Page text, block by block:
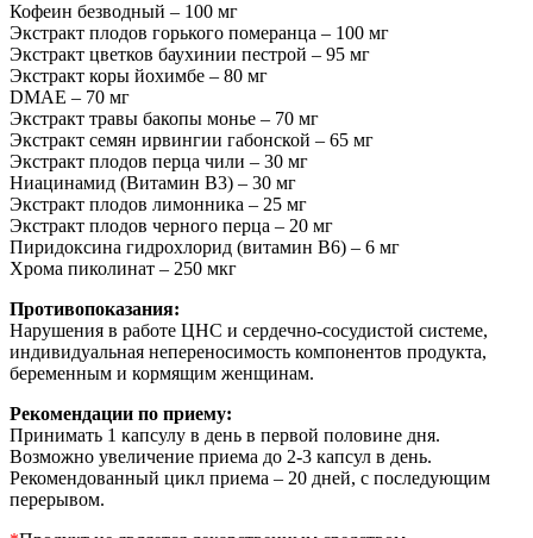
Кофеин безводный – 100 мг
Экстракт плодов горького померанца – 100 мг
Экстракт цветков баухинии пестрой – 95 мг
Экстракт коры йохимбе – 80 мг
DMAE – 70 мг
Экстракт травы бакопы монье – 70 мг
Экстракт семян ирвингии габонской – 65 мг
Экстракт плодов перца чили – 30 мг
Ниацинамид (Витамин В3) – 30 мг
Экстракт плодов лимонника – 25 мг
Экстракт плодов черного перца – 20 мг
Пиридоксина гидрохлорид (витамин В6) – 6 мг
Хрома пиколинат – 250 мкг
Противопоказания:
Нарушения в работе ЦНС и сердечно-сосудистой системе,
индивидуальная непереносимость компонентов продукта,
беременным и кормящим женщинам.
Рекомендации по приему:
Принимать 1 капсулу в день в первой половине дня.
Возможно увеличение приема до 2-3 капсул в день.
Рекомендованный цикл приема – 20 дней, с последующим
перерывом.